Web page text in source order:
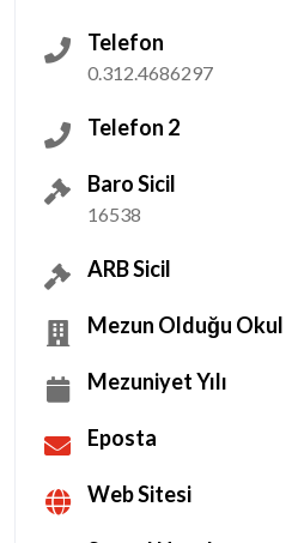
Telefon
0.312.4686297
Telefon 2
Baro Sicil
16538
ARB Sicil
Mezun Olduğu Okul
Mezuniyet Yılı
Eposta
Web Sitesi